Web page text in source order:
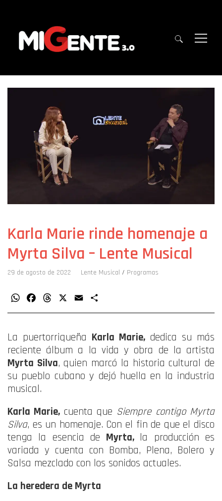
Karla Marie rinde homenaje a
Myrta Silva – Lente Musical
29 de agosto de 2022 Lente Musical / Programas
WhatsAppFacebookThreads Email
La puertorriqueña Karla Marie, dedica su más
reciente álbum a la vida y obra de la artista
Myrta Silva, quien marcó la historia cultural de
su pueblo cubano y dejó huella en la industria
musical.
Karla Marie, cuenta que Siempre contigo Myrta
Silva, es un homenaje. Con el fin de que el disco
tenga la esencia de Myrta, la producción es
variada y cuenta con Bomba, Plena, Bolero y
Salsa mezclado con los sonidos actuales.
La heredera de Myrta